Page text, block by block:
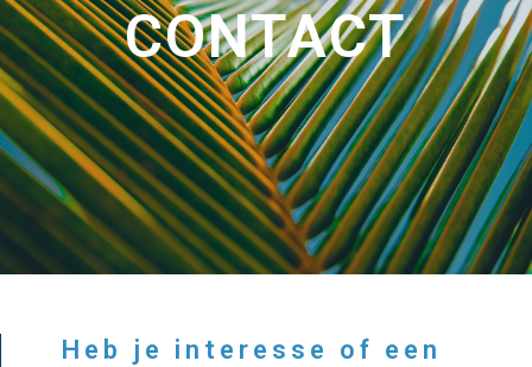
CONTACT
Heb je interesse of een